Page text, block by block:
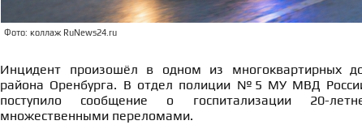
Фото: коллаж RuNews24.ru
Инцидент произошёл в одном из многоквартирных
района Оренбурга. В отдел полиции №5 МУ МВД России
поступило сообщение о госпитализации 20-
множественными переломами.